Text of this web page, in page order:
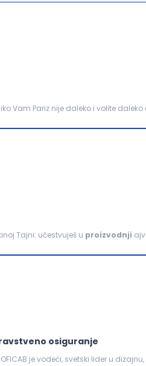
Vam Pariz nije daleko i volite
Šta ćeš raditi s nama u Bakinoj Tajni: učestvuješ u proizvodnji
osiguranje
COFICAB je vodeći, svetski lider u dizajnu,